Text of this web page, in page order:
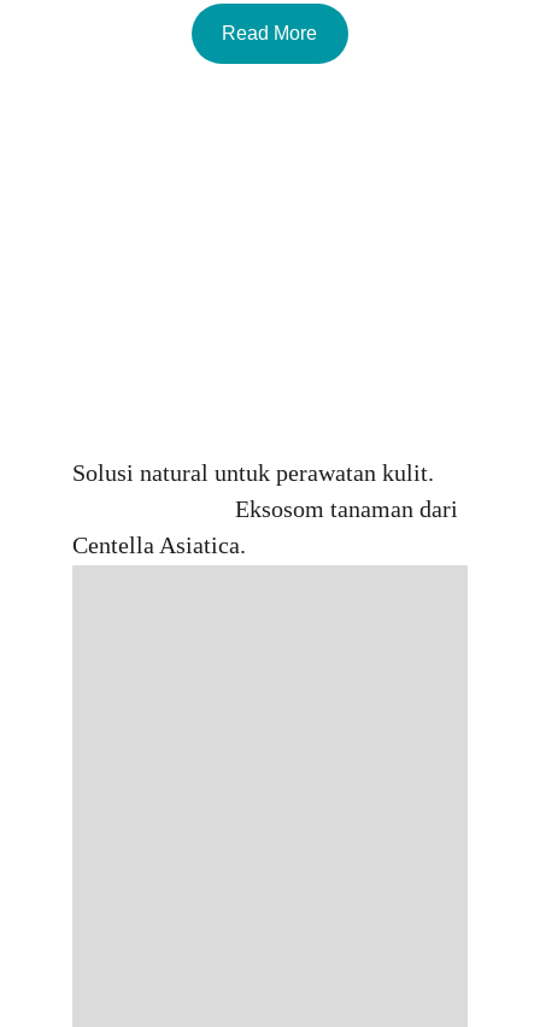
Read More
Solusi natural untuk perawatan kulit.
                           Eksosom tanaman dari
Centella Asiatica.